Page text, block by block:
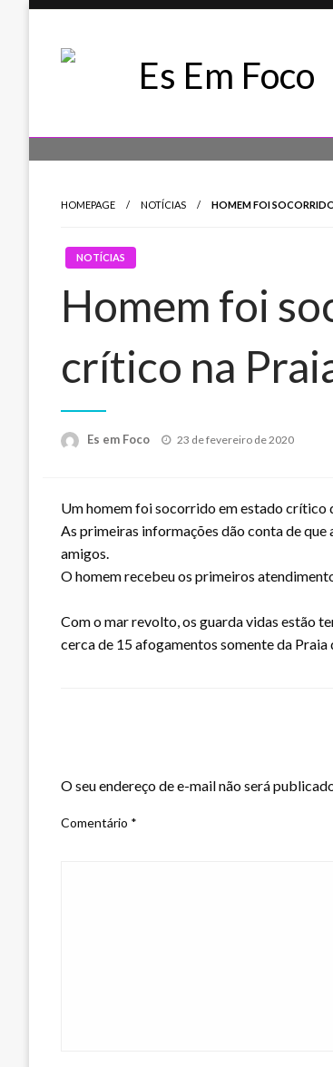
Es Em Foco
HOMEPAGE NOTÍCIAS HOMEM FOI
NOTÍCIAS
Homem foi
crítico na
Es em Foco
Posted
23 de fevereiro de 2020
Um homem foi socorrido em estado crítico
As primeiras informações dão conta de
amigos.
O homem recebeu os primeiros
Com o mar revolto, os guarda vidas estão
cerca de 15 afogamentos somente da
O seu endereço de e-mail não será
Comentário *